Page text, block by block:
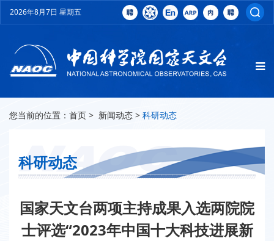
2026年8月7日 星期五
您当前的位置： 首页 > 新闻动态 > 科研动态
科研动态
国家天文台两项主持成果入选两院院
士评选“2023年中国十大科技进展新